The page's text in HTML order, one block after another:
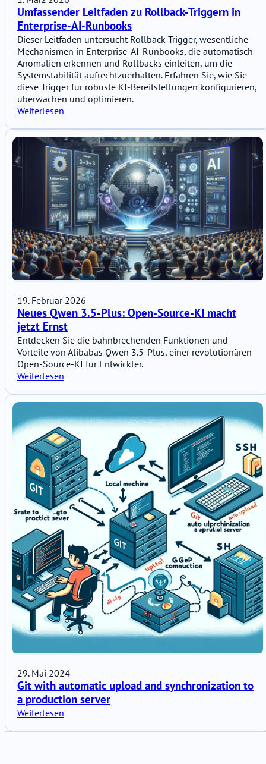
Umfassender Leitfaden zu Rollback-Triggern in
Enterprise-AI-Runbooks
Dieser Leitfaden untersucht Rollback-Trigger, wesentliche
Mechanismen in Enterprise-AI-Runbooks, die automatisch
Anomalien erkennen und Rollbacks einleiten, um die
Systemstabilität aufrechtzuerhalten. Erfahren Sie, wie Sie
diese Trigger für robuste KI-Bereitstellungen konfigurieren,
überwachen und optimieren.
Weiterlesen
19. Februar 2026
Neues Qwen 3.5-Plus: Open-Source-KI macht
jetzt Ernst
Entdecken Sie die bahnbrechenden Funktionen und
Vorteile von Alibabas Qwen 3.5-Plus, einer revolutionären
Open-Source-KI für Entwickler.
Weiterlesen
29. Mai 2024
Git with automatic upload and synchronization to
a production server
Weiterlesen